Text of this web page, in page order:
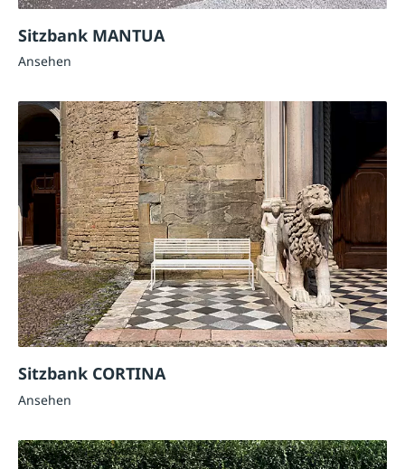
Sitzbank MANTUA
Ansehen
Sitzbank CORTINA
Ansehen